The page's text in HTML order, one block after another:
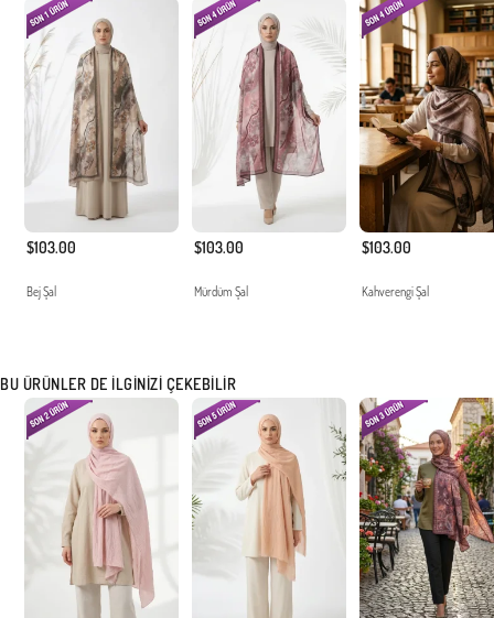
$103.00
Bej Şal
$103.00
Mürdüm Şal
$103.00
Kahverengi Şal
BU ÜRÜNLER DE İLGINIZI ÇEKEBILIR